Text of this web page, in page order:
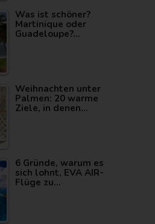
Was ist schöner?
Martinique oder
Guadeloupe?…
Weihnachten unter
Palmen: 20 warme
Ziele, in denen…
6 Gründe, warum es
sich lohnt, EVA AIR-
Flüge zu…